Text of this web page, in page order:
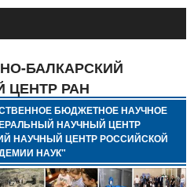
БАЛКАРСКИЙ
ЦЕНТР РАН
БЮДЖЕТНОЕ НАУЧНОЕ
НАУЧНЫЙ ЦЕНТР
НАУЧНЫЙ ЦЕНТР РОССИЙСКОЙ
НАУК"